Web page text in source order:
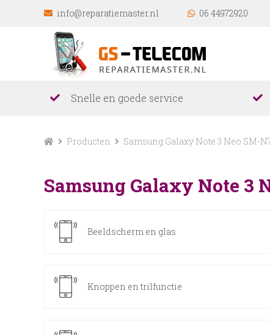
info@reparatiemaster.nl 06 44972920
Snelle en goede service
Producten Samsung Galaxy Note 3 Neo SM-
Samsung Galaxy Note 3
Beeldscherm en glas
Knoppen en trilfunctie